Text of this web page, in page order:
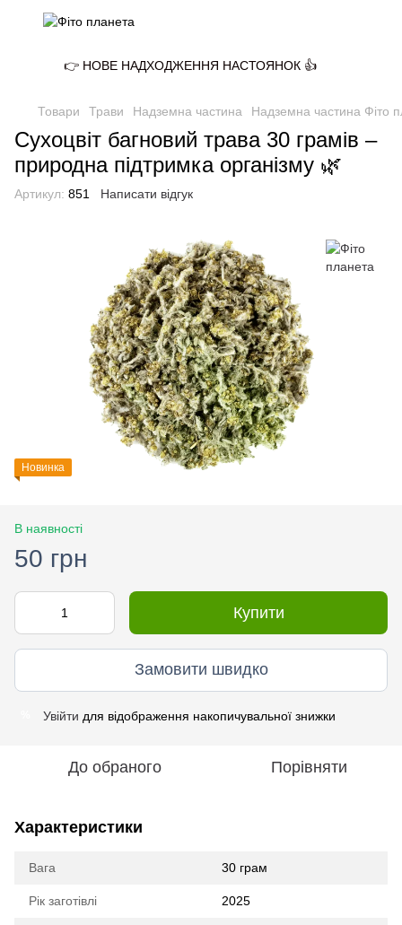
👉 НОВЕ НАДХОДЖЕННЯ НАСТОЯНОК 👍
Товари Трави Надземна частина Надземна частина Фіто
Сухоцвіт багновий трава 30 грамів –
природна підтримка організму 🌿
Артикул: 851 Написати відгук
Новинка
В наявності
50 грн
Купити
Замовити швидко
Увійти для відображення накопичувальної знижки
До обраного Порівняти
Характеристики
Вага 30 грам
Рік заготівлі 2025